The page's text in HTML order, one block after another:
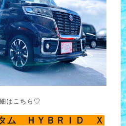
はこちら♡
ム ＨＹＢＲＩＤ Ｘ